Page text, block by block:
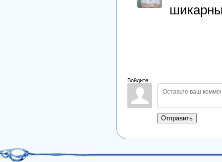
Войдите:
Отправить